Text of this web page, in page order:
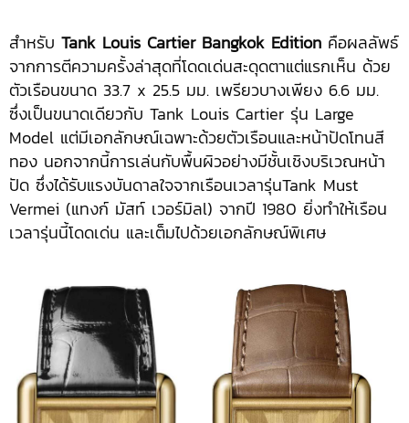
สำหรับ Tank Louis Cartier Bangkok Edition คือผลลัพธ์
จากการตีความครั้งล่าสุดที่โดดเด่นสะดุดตาแต่แรกเห็น ด้วย
ตัวเรือนขนาด 33.7 x 25.5 มม. เพรียวบางเพียง 6.6 มม.
ซึ่งเป็นขนาดเดียวกับ Tank Louis Cartier รุ่น Large
Model แต่มีเอกลักษณ์เฉพาะด้วยตัวเรือนและหน้าปัดโทนสี
ทอง นอกจากนี้การเล่นกับพื้นผิวอย่างมีชั้นเชิงบริเวณหน้า
ปัด ซึ่งได้รับแรงบันดาลใจจากเรือนเวลารุ่นTank Must
Vermei (แทงก์ มัสท์ เวอร์มิลl) จากปี 1980 ยิ่งทำให้เรือน
เวลารุ่นนี้โดดเด่น และเต็มไปด้วยเอกลักษณ์พิเศษ